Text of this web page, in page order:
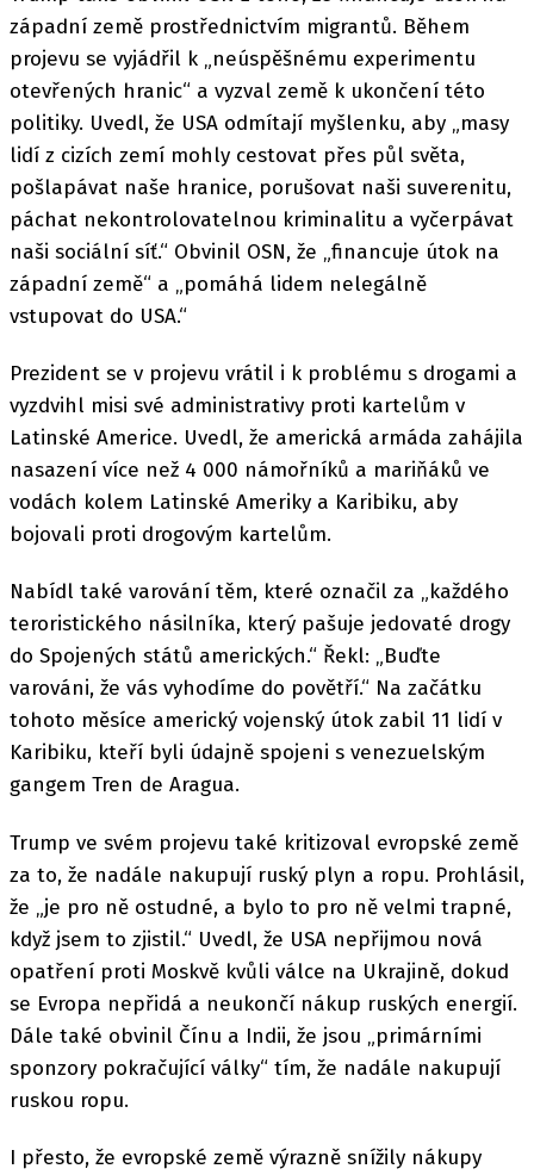
západní země prostřednictvím migrantů. Během
projevu se vyjádřil k „neúspěšnému experimentu
otevřených hranic“ a vyzval země k ukončení této
politiky. Uvedl, že USA odmítají myšlenku, aby „masy
lidí z cizích zemí mohly cestovat přes půl světa,
pošlapávat naše hranice, porušovat naši suverenitu,
páchat nekontrolovatelnou kriminalitu a vyčerpávat
naši sociální síť.“ Obvinil OSN, že „financuje útok na
západní země“ a „pomáhá lidem nelegálně
vstupovat do USA.“
Prezident se v projevu vrátil i k problému s drogami a
vyzdvihl misi své administrativy proti kartelům v
Latinské Americe. Uvedl, že americká armáda zahájila
nasazení více než 4 000 námořníků a mariňáků ve
vodách kolem Latinské Ameriky a Karibiku, aby
bojovali proti drogovým kartelům.
Nabídl také varování těm, které označil za „každého
teroristického násilníka, který pašuje jedovaté drogy
do Spojených států amerických.“ Řekl: „Buďte
varováni, že vás vyhodíme do povětří.“ Na začátku
tohoto měsíce americký vojenský útok zabil 11 lidí v
Karibiku, kteří byli údajně spojeni s venezuelským
gangem Tren de Aragua.
Trump ve svém projevu také kritizoval evropské země
za to, že nadále nakupují ruský plyn a ropu. Prohlásil,
že „je pro ně ostudné, a bylo to pro ně velmi trapné,
když jsem to zjistil.“ Uvedl, že USA nepřijmou nová
opatření proti Moskvě kvůli válce na Ukrajině, dokud
se Evropa nepřidá a neukončí nákup ruských energií.
Dále také obvinil Čínu a Indii, že jsou „primárními
sponzory pokračující války“ tím, že nadále nakupují
ruskou ropu.
I přesto, že evropské země výrazně snížily nákupy